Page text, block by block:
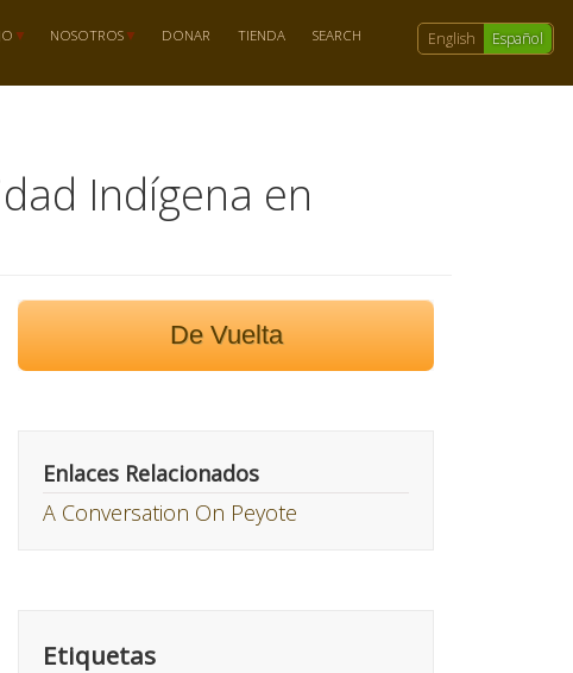
NOSOTROS DONAR TIENDA SEARCH English Español
Indígena en
De Vuelta
Enlaces Relacionados
A Conversation On Peyote
Etiquetas